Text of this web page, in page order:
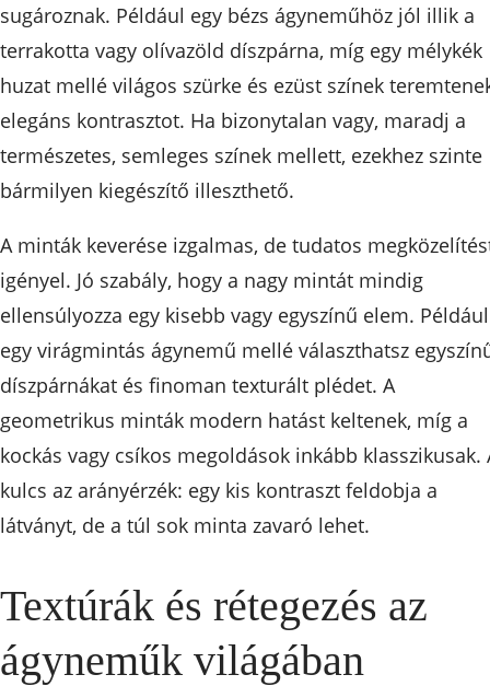
sugároznak. Például egy bézs ágyneműhöz jól illik a
terrakotta vagy olívazöld díszpárna, míg egy mélykék
huzat mellé világos szürke és ezüst színek
elegáns kontrasztot. Ha bizonytalan vagy, maradj a
természetes, semleges színek mellett, ezekhez szinte
bármilyen kiegészítő illeszthető.
A minták keverése izgalmas, de tudatos
igényel. Jó szabály, hogy a nagy mintát mindig
ellensúlyozza egy kisebb vagy egyszínű elem. Például
egy virágmintás ágynemű mellé választhatsz
díszpárnákat és finoman texturált plédet. A
geometrikus minták modern hatást keltenek, míg a
kockás vagy csíkos megoldások inkább klasszikusak.
kulcs az arányérzék: egy kis kontraszt feldobja a
látványt, de a túl sok minta zavaró lehet.
Textúrák és rétegezés az
ágyneműk világában